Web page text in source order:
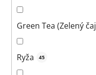
Green Tea (Zelený
Ryža 45